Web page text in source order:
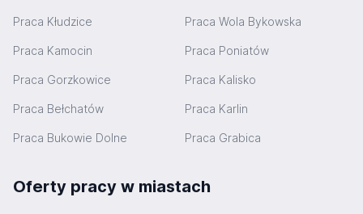
Praca Kłudzice Praca Wola Bykowska
Praca Kamocin Praca Poniatów
Praca Gorzkowice Praca Kalisko
Praca Bełchatów Praca Karlin
Praca Bukowie Dolne Praca Grabica
Oferty pracy w miastach